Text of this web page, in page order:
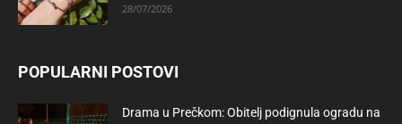
28/07/2026
POPULARNI POSTOVI
Drama u Prečkom: Obitelj podignula ogradu na